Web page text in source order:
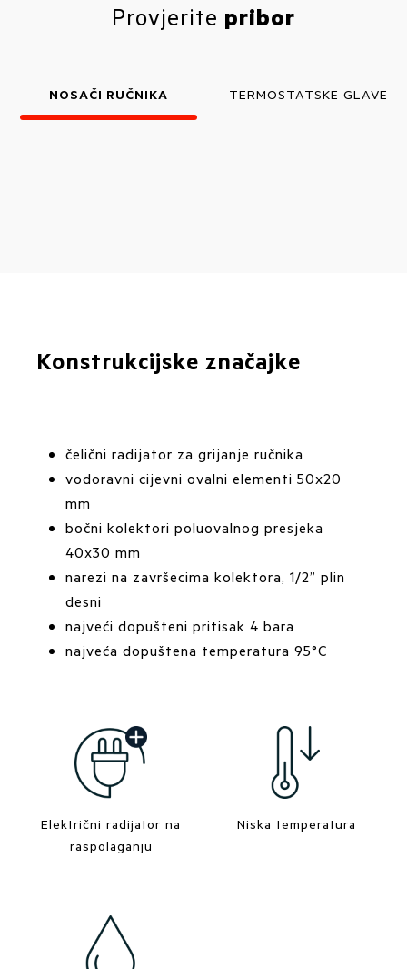
Provjerite pribor
NOSAČI RUČNIKA TERMOSTATSKE GLAVE I
Konstrukcijske značajke
čelični radijator za grijanje ručnika
vodoravni cijevni ovalni elementi 50x20
mm
bočni kolektori poluovalnog presjeka
40x30 mm
narezi na završecima kolektora, 1/2” plin
desni
najveći dopušteni pritisak 4 bara
najveća dopuštena temperatura 95°C
Električni radijator na
raspolaganju
Niska temperatura